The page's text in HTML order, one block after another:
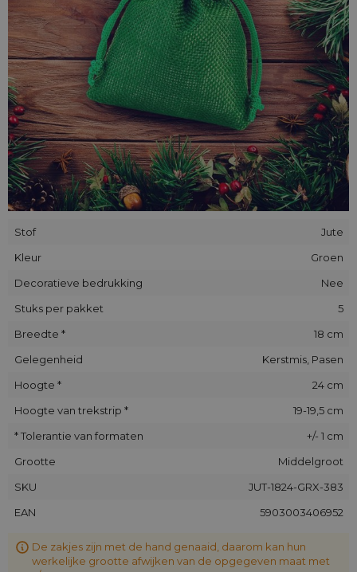
Stof
Jute
Kleur
Groen
Decoratieve bedrukking
Nee
Stuks per pakket
5
Breedte *
18 cm
Gelegenheid
Kerstmis, Pasen
Hoogte *
24 cm
Hoogte van trekstrip *
19-19,5 cm
* Tolerantie van formaten
+/- 1 cm
Grootte
Middelgroot
SKU
JUT-1824-GRX-383
EAN
5903003406952
De zakjes zijn met de hand genaaid, daarom kan hun
werkelijke grootte afwijken van de opgegeven maat met